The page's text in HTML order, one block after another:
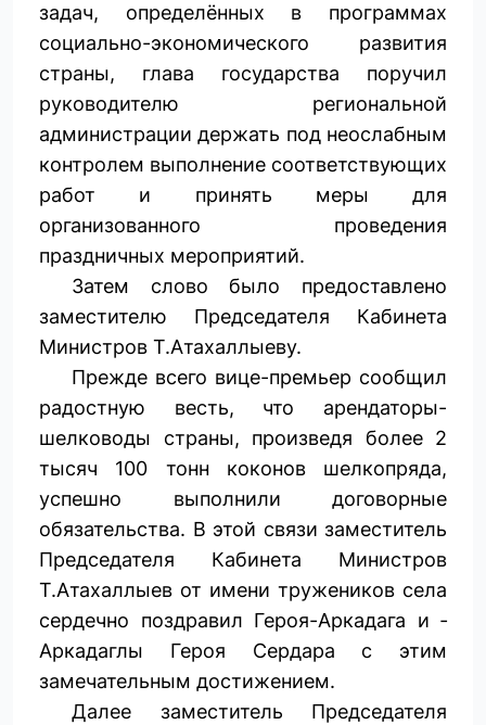
задач, определённых в программах
социально-экономического развития
страны, глава государства поручил
руководителю региональной
администрации держать под неослабным
контролем выполнение соответствующих
работ и принять меры для
организованного проведения
праздничных мероприятий.
Затем слово было предоставлено
заместителю Председателя Кабинета
Министров Т.Атахаллыеву.
Прежде всего вице-премьер сообщил
радостную весть, что арендаторы-
шелководы страны, произведя более 2
тысяч 100 тонн коконов шелкопряда,
успешно выполнили договорные
обязательства. В этой связи заместитель
Председателя Кабинета Министров
Т.Атахаллыев от имени тружеников села
сердечно поздравил Героя-­Аркадага и ­
Аркадаглы Героя Сердара с этим
замечательным достижением.
Далее заместитель Председателя